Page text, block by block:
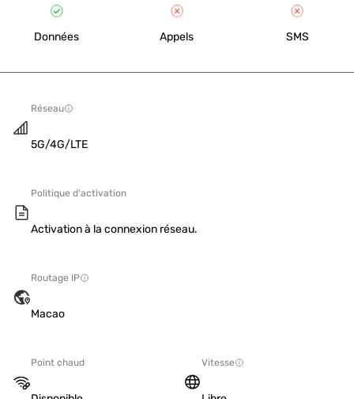
Données Appels SMS
Réseau
5G/4G/LTE
Politique d'activation
Activation à la connexion réseau.
Routage IP
Macao
Point chaud Vitesse